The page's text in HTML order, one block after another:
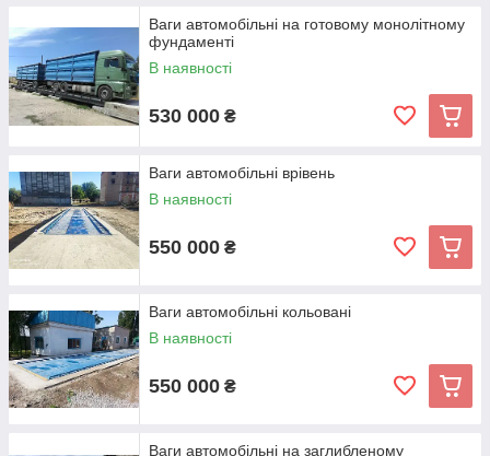
Ваги автомобільні на готовому монолітному
фундаменті
В наявності
530 000 ₴
Ваги автомобільні врівень
В наявності
550 000 ₴
Ваги автомобільні кольовані
В наявності
550 000 ₴
Ваги автомобільні на заглибленому